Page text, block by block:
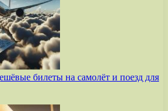
билеты на самолёт и поезд для